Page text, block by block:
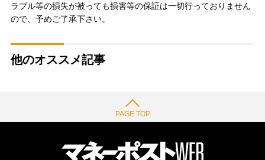
ラブル等の損失が被っても損害等の保証は一切行っておりません
ので、予めご了承下さい。
他のオススメ記事
PAGE TOP